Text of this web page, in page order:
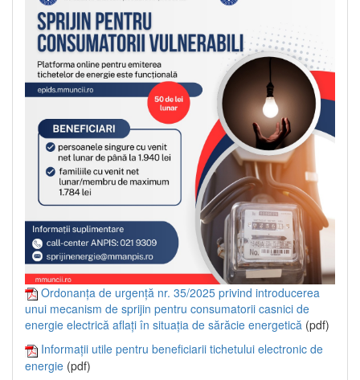
Ordonanța de urgență nr. 35/2025 privind introducerea
unui mecanism de sprijin pentru consumatorii casnici de
energie electrică aflați în situația de sărăcie energetică (pdf)
Informații utile pentru beneficiarii tichetului electronic de
energie (pdf)